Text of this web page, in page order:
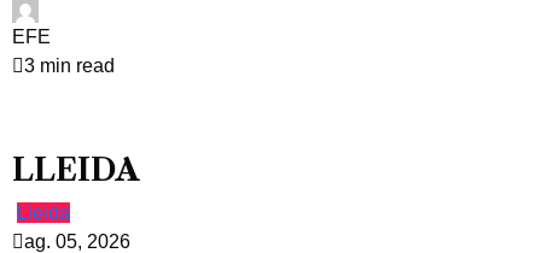
EFE
3 min read
LLEIDA
Lleida
ag. 05, 2026